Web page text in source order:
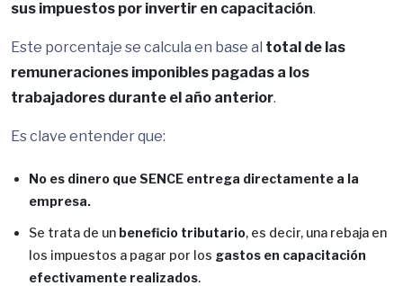
sus impuestos por invertir en capacitación.
Este porcentaje se calcula en base al total de las
remuneraciones imponibles pagadas a los
trabajadores durante el año anterior.
Es clave entender que:
No es dinero que SENCE entrega directamente a la
empresa.
Se trata de un beneficio tributario, es decir, una rebaja en
los impuestos a pagar por los gastos en capacitación
efectivamente realizados.